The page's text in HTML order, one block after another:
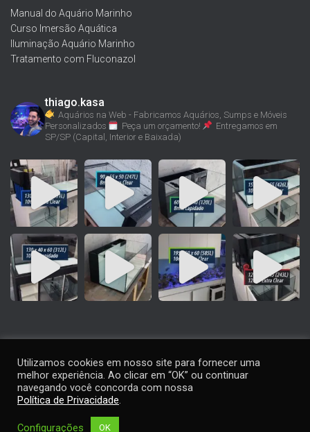
Manual do Aquário Marinho
Curso Imersão Aquática
Iluminação Aquário Marinho
Tratamento com Fluconazol
thiago.kasa
Aquários na Web - Fabricamos Aquários, Sumps e Móveis
Personalizados
Peça um orçamento!
Entregamos em
SP/SP (Capital, Interior e Baixada)
Contato|Termos de Uso
Utilizamos cookies em nosso site para fornecer uma
melhor experiência. Ao clicar em “OK” ou continuar
navegando você concorda com nossa
Política de Privacidade.
Configurações OK